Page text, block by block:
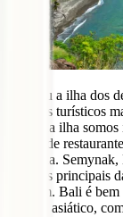
, ou a ilha dos
destinos turísticos
aterra na ilha
vai desde
culinária.
destinos principais
também. Bali é
sudeste asiático,